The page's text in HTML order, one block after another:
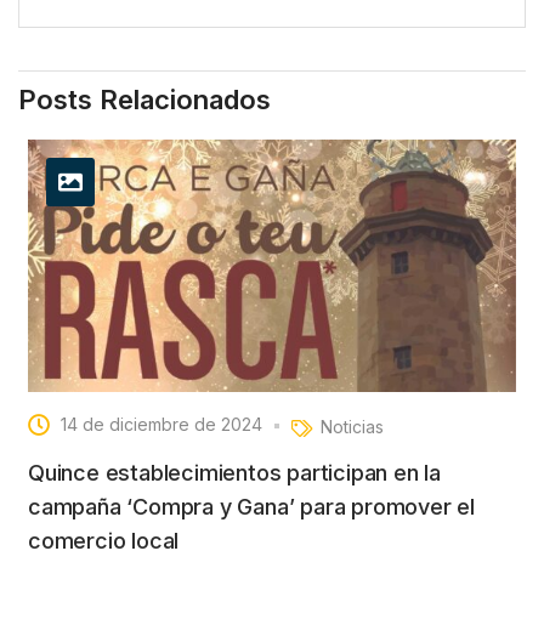
Posts Relacionados
14 de diciembre de 2024 Noticias
Quince establecimientos participan en la
campaña ‘Compra y Gana’ para promover el
comercio local